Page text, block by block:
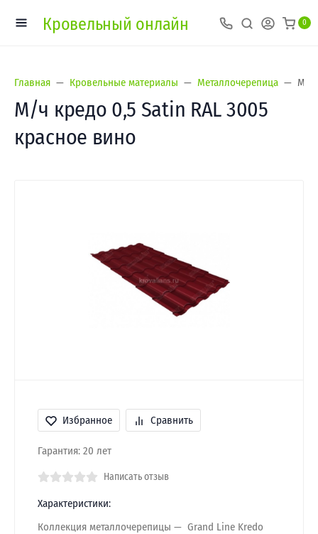
Кровельный онлайн 0
Главная Кровельные материалы Металлочерепица М/ч
М/ч кредо 0,5 Satin RAL 3005
красное вино
Избранное Сравнить
Гарантия: 20 лет
Написать отзыв
Характеристики:
Коллекция металлочерепицы
Grand Line Kredo